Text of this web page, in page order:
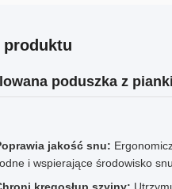
produktu
poduszka z
jakość snu:
i wspierające środowisko